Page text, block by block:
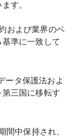
す。
および業界のベ
準に一致して
ータ保護法およ
三国に移転す
間中保持され、